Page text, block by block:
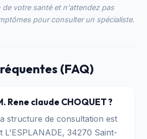
de votre santé et n'attendez pas
pour consulter un spécialiste.
(FAQ)
Rene claude CHOQUET ?
structure de consultation est
L'ESPLANADE, 34270 Saint-